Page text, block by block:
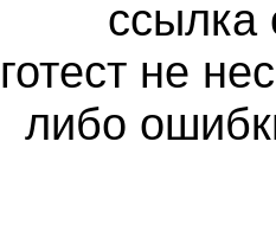
ссылка
не
либо